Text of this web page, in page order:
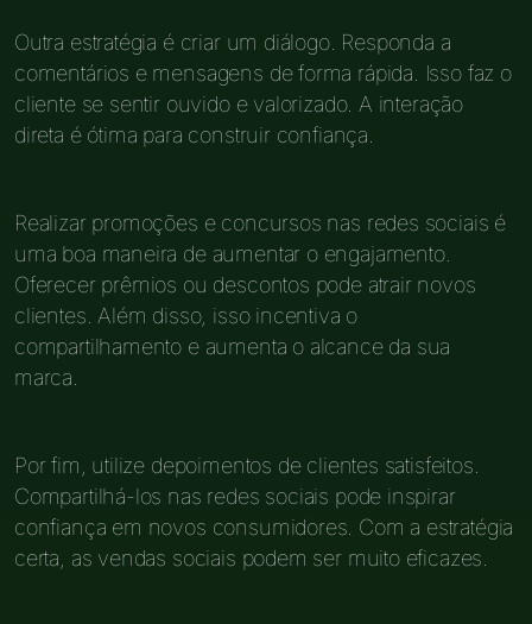
Outra estratégia é criar um diálogo. Responda a
comentários e mensagens de forma rápida. Isso faz o
cliente se sentir ouvido e valorizado. A interação
direta é ótima para construir confiança.
Realizar promoções e concursos nas redes sociais é
uma boa maneira de aumentar o engajamento.
Oferecer prêmios ou descontos pode atrair novos
clientes. Além disso, isso incentiva o
compartilhamento e aumenta o alcance da sua
marca.
Por fim, utilize depoimentos de clientes satisfeitos.
Compartilhá-los nas redes sociais pode inspirar
confiança em novos consumidores. Com a estratégia
certa, as vendas sociais podem ser muito eficazes.